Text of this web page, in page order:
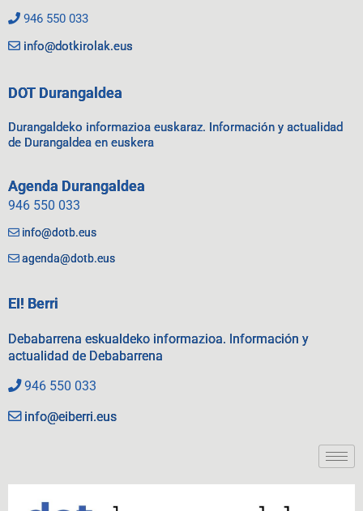
946 550 033
info@dotkirolak.eus
DOT Durangaldea
Durangaldeko informazioa euskaraz. Información y actualidad
de Durangaldea en euskera
Agenda Durangaldea
946 550 033
info@dotb.eus
agenda@dotb.eus
EI! Berri
Debabarrena eskualdeko informazioa. Información y
actualidad de Debabarrena
946 550 033
info@eiberri.eus